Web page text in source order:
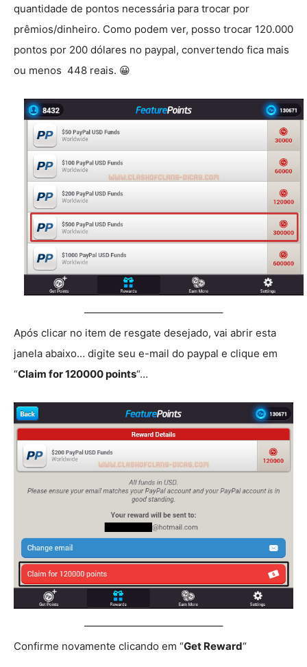
quantidade de pontos necessária para trocar por
prêmios/dinheiro. Como podem ver, posso trocar 120.000
pontos por 200 dólares no paypal, convertendo fica mais
ou menos 448 reais. 😀
—————————————–
Após clicar no item de resgate desejado, vai abrir esta
janela abaixo… digite seu e-mail do paypal e clique em
“Claim for 120000 points“…
—————————————–
Confirme novamente clicando em “Get Reward“